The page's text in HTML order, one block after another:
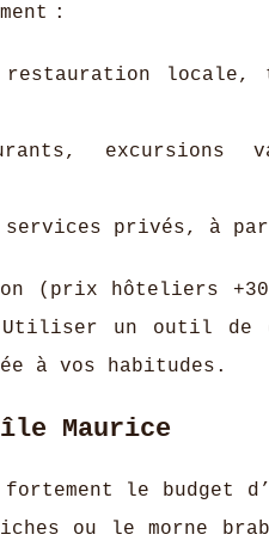
:
restauration locale,
excursions
services privés, à
(prix hôteliers
un outil de
à vos habitudes.
Maurice
fortement le budget
ou le morne